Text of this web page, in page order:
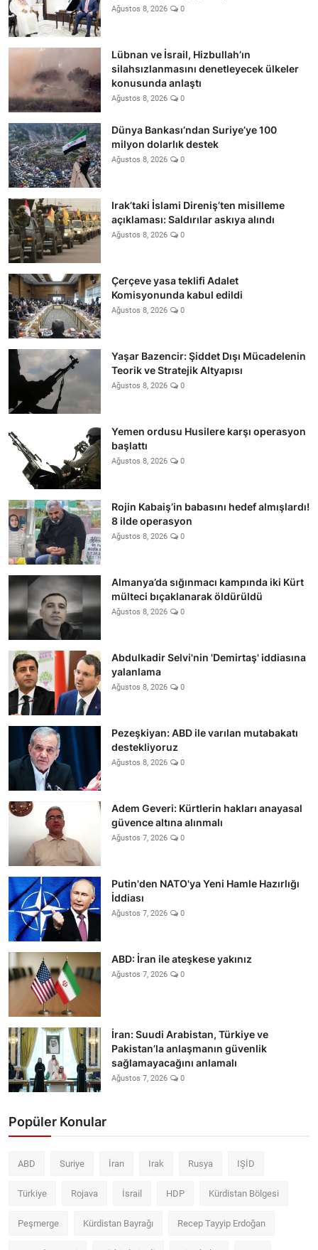
Ağustos 8, 2026 0
Lübnan ve İsrail, Hizbullah’ın
silahsızlanmasını denetleyecek ülkeler
konusunda anlaştı
Ağustos 8, 2026 0
Dünya Bankası’ndan Suriye’ye 100
milyon dolarlık destek
Ağustos 8, 2026 0
Irak’taki İslami Direniş’ten misilleme
açıklaması: Saldırılar askıya alındı
Ağustos 8, 2026 0
Çerçeve yasa teklifi Adalet
Komisyonunda kabul edildi
Ağustos 8, 2026 0
Yaşar Bazencir: Şiddet Dışı Mücadelenin
Teorik ve Stratejik Altyapısı
Ağustos 8, 2026 0
Yemen ordusu Husilere karşı operasyon
başlattı
Ağustos 8, 2026 0
Rojin Kabaiş’in babasını hedef almışlardı!
8 ilde operasyon
Ağustos 8, 2026 0
Almanya’da sığınmacı kampında iki Kürt
mülteci bıçaklanarak öldürüldü
Ağustos 8, 2026 0
Abdulkadir Selvi'nin 'Demirtaş' iddiasına
yalanlama
Ağustos 8, 2026 0
Pezeşkiyan: ABD ile varılan mutabakatı
destekliyoruz
Ağustos 8, 2026 0
Adem Geveri: Kürtlerin hakları anayasal
güvence altına alınmalı
Ağustos 7, 2026 0
Putin'den NATO'ya Yeni Hamle Hazırlığı
İddiası
Ağustos 7, 2026 0
ABD: İran ile ateşkese yakınız
Ağustos 7, 2026 0
İran: Suudi Arabistan, Türkiye ve
Pakistan’la anlaşmanın güvenlik
sağlamayacağını anlamalı
Ağustos 7, 2026 0
Popüler Konular
ABD Suriye İran Irak Rusya IŞİD
Türkiye Rojava İsrail HDP Kürdistan Bölgesi
Peşmerge Kürdistan Bayrağı Recep Tayyip Erdoğan